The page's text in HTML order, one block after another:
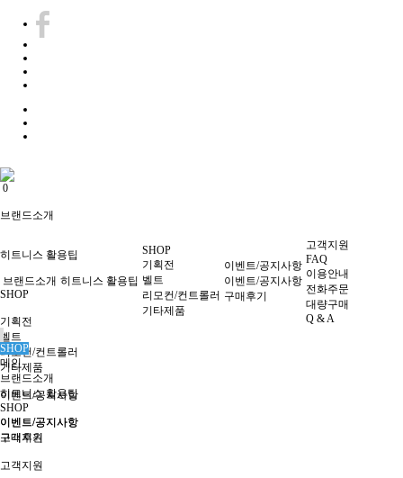
0
브랜드소개
히트니스 활용팁
SHOP
기획전
벨트
리모컨/컨트롤러
기타제품
이벤트/공지사항
이벤트/공지사항
구매후기
고객지원
브랜드소개 히트니스 활용팁
SHOP
기획전
벨트
리모컨/컨트롤러
기타제품
이벤트/공지사항
이벤트/공지사항
구매후기
고객지원
FAQ
이용안내
전화주문
대량구매
Q & A
SHOP
메인
브랜드소개
히트니스 활용팁
SHOP
이벤트/공지사항
고객지원